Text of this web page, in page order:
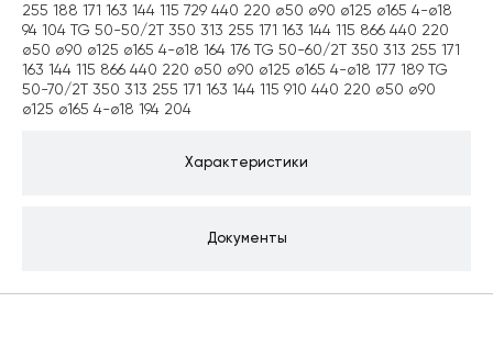
Характеристики
Документы
255 188 171 163 144 115 729 440 220 ø50 ø90 ø125 ø165 4-ø18
94 104 TG 50-50/2T 350 313 255 171 163 144 115 866 440 220
ø50 ø90 ø125 ø165 4-ø18 164 176 TG 50-60/2T 350 313 255 171
163 144 115 866 440 220 ø50 ø90 ø125 ø165 4-ø18 177 189 TG
50-70/2T 350 313 255 171 163 144 115 910 440 220 ø50 ø90
ø125 ø165 4-ø18 194 204